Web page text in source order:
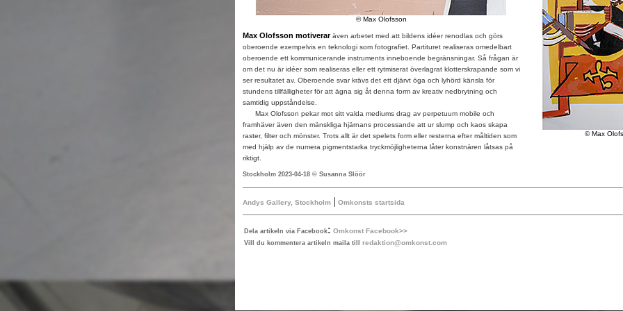
© Max Olofsson
Max Olofsson motiveraräven arbetet med att bildens idéer renodlas och görs
oberoende exempelvis en teknologi som fotografiet. Partituret realiseras omedelbart
oberoende ett kommunicerande instruments inneboende begränsningar. Så frågan är
om det nu är idéer som realiseras eller ett rytmiserat överlagrat klotterskrapande som vi
ser resultatet av. Oberoende svar krävs det ett djärvt öga och lyhörd känsla för
stundens tillfälligheter för att ägna sig åt denna form av kreativ nedbrytning och
samtidig uppståndelse.
Max Olofsson pekar mot sitt valda mediums drag av perpetuum mobile och
framhäver även den mänskliga hjärnans processande att ur slump och kaos skapa
raster, filter och mönster. Trots allt är det spelets form eller resterna efter måltiden som
med hjälp av de numera pigmentstarka tryckmöjligheterna låter konstnären låtsas på
riktigt.
Stockholm 2023-04-18 © Susanna Slöör
© Max
Andys Gallery, Stockholm | Omkonsts startsida
Dela artikeln via Facebook: Omkonst Facebook>>
Vill du kommentera artikeln maila till redaktion@omkonst.com